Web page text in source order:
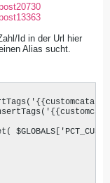
Id in der Url hier
Alias sucht.